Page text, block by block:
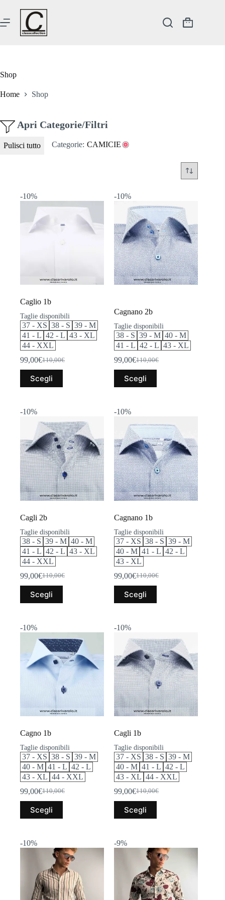
contenuto
Carrello
Shop
Home Shop
Apri Categorie/Filtri
Pulisci tutto Categorie: CAMICIE
-10%
Caglio 1b
Taglie disponibili
37 - XS 38 - S 39 - M
41 - L 42 - L 43 - XL
44 - XXL
110,00€
Il
originale
99,00€Il
attuale
Scegli
Questo
prodotto
varianti.
opzioni
possono
essere
scelte
nella
pagina
del
prodotto
-10%
Cagnano 2b
Taglie disponibili
38 - S 39 - M 40 - M
41 - L 42 - L 43 - XL
110,00€
Il
originale
99,00€Il
attuale
Scegli
Questo
prodotto
varianti.
opzioni
possono
essere
scelte
nella
pagina
del
prodotto
-10%
Cagli 2b
Taglie disponibili
38 - S 39 - M 40 - M
41 - L 42 - L 43 - XL
44 - XXL
110,00€
Il
prezzo
originale
99,00€Il
prezzo
attuale
Scegli
prodotto
varianti.
Le
opzioni
possono
essere
scelte
prodotto
-10%
Cagnano 1b
Taglie disponibili
37 - XS 38 - S 39 - M
40 - M 41 - L 42 - L
43 - XL
110,00€
Il
prezzo
originale
99,00€Il
prezzo
attuale
Scegli
prodotto
varianti.
opzioni
possono
essere
scelte
nella
pagina
del
prodotto
-10%
Cagno 1b
Taglie disponibili
37 - XS 38 - S 39 - M
40 - M 41 - L 42 - L
43 - XL 44 - XXL
110,00€
Il
prezzo
originale
99,00€Il
prezzo
attuale
Scegli
prodotto
varianti.
Le
possono
essere
scelte
nella
-10%
Cagli 1b
Taglie disponibili
37 - XS 38 - S 39 - M
40 - M 41 - L 42 - L
43 - XL 44 - XXL
110,00€
Il
prezzo
originale
99,00€Il
prezzo
attuale
Scegli
prodotto
varianti.
Le
scelte
-10% -9%